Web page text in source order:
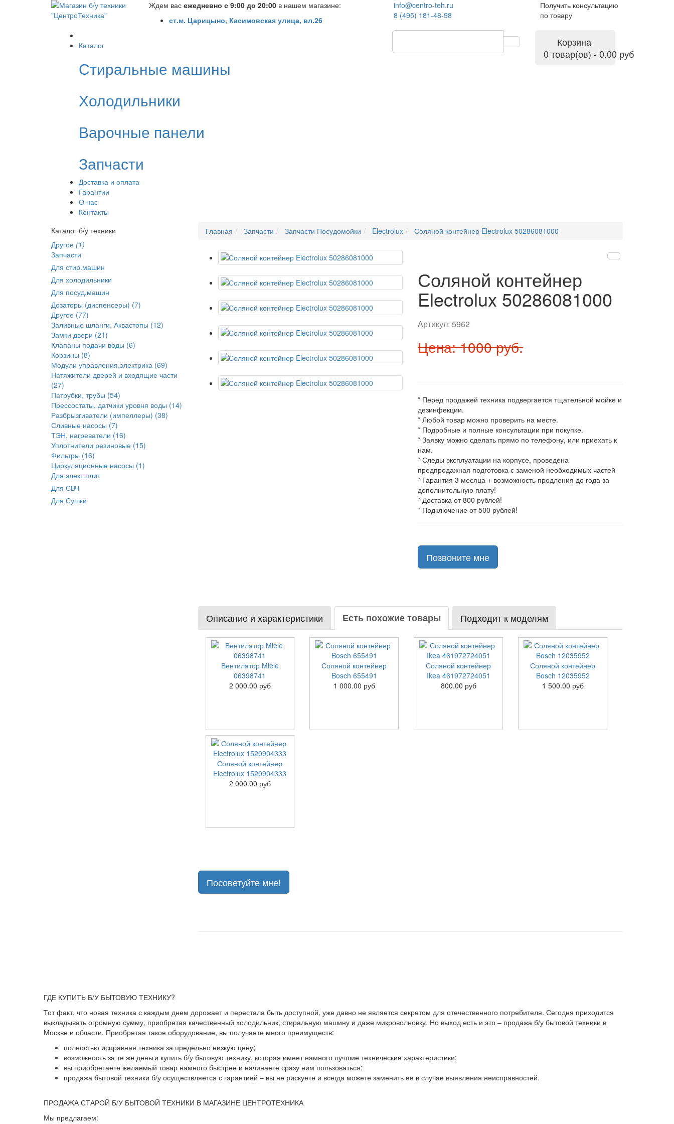
Ждем вас ежедневно с 9:00 до 20:00 в нашем магазине:
ст.м. Царицыно, Касимовская улица, вл.26
info@centro-teh.ru
8 (495) 181-48-98
Получить консультацию
по товару
Каталог
Стиральные машины
Холодильники
Варочные панели
Запчасти
Доставка и оплата
Гарантии
О нас
Контакты
Корзина
0 товар(ов) - 0.00 руб
Каталог б/у техники
Другое (1)
Запчасти
Для стир.машин
Для холодильники
Для посуд.машин
Дозаторы (диспенсеры) (7)
Другое (77)
Заливные шланги, Аквастопы (12)
Замки двери (21)
Клапаны подачи воды (6)
Корзины (8)
Модули управления,электрика (69)
Натяжители дверей и входящие части
(27)
Патрубки, трубы (54)
Прессостаты, датчики уровня воды (14)
Разбрызгиватели (импеллеры) (38)
Сливные насосы (7)
ТЭН, нагреватели (16)
Уплотнители резиновые (15)
Фильтры (16)
Циркуляционные насосы (1)
Для элект.плит
Для СВЧ
Для Сушки
Главная Запчасти Запчасти Посудомойки Electrolux Соляной контейнер Electrolux 50286081000
Соляной контейнер
Electrolux 50286081000
Артикул:5962
Цена: 1000 руб.
* Перед продажей техника подвергается тщательной мойке и
дезинфекции.
* Любой товар можно проверить на месте.
* Подробные и полные консультации при покупке.
* Заявку можно сделать прямо по телефону, или приехать к
нам.
* Следы эксплуатации на корпусе, проведена
предпродажная подготовка с заменой необходимых частей
* Гарантия 3 месяца + возможность продления до года за
дополнительную плату!
* Доставка от 800 рублей!
* Подключение от 500 рублей!
Позвоните мне
Описание и характеристики Есть похожие товары Подходит к моделям
Вентилятор Miele
06398741
2 000.00 руб
Соляной контейнер
Bosch 655491
1 000.00 руб
Соляной контейнер
Ikea 461972724051
800.00 руб
Соляной контейнер
Bosch 12035952
1 500.00 руб
Соляной контейнер
Electrolux 1520904333
2 000.00 руб
Посоветуйте мне!
ГДЕ КУПИТЬ Б/У БЫТОВУЮ ТЕХНИКУ?
Тот факт, что новая техника с каждым днем дорожает и перестала быть доступной, уже давно не является секретом для отечественного потребителя. Сегодня приходится
выкладывать огромную сумму, приобретая качественный холодильник, стиральную машину и даже микроволновку. Но выход есть и это – продажа б/у бытовой техники в
Москве и области. Приобретая такое оборудование, вы получаете много преимуществ:
полностью исправная техника за предельно низкую цену;
возможность за те же деньги купить б/у бытовую технику, которая имеет намного лучшие технические характеристики;
вы приобретаете желаемый товар намного быстрее и начинаете сразу ним пользоваться;
продажа бытовой техники б/у осуществляется с гарантией – вы не рискуете и всегда можете заменить ее в случае выявления неисправностей.
ПРОДАЖА СТАРОЙ Б/У БЫТОВОЙ ТЕХНИКИ В МАГАЗИНЕ ЦЕНТРОТЕХНИКА
Мы предлагаем: